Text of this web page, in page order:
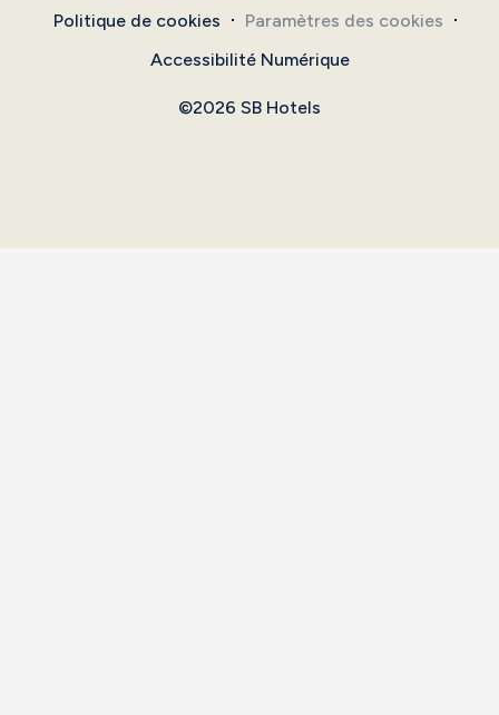
Politique de cookies
Paramètres des cookies
Accessibilité Numérique
©2026 SB Hotels